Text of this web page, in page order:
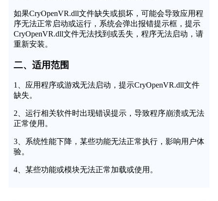
如果CryOpenVR.dll文件缺失或损坏，可能会导致应用程
序无法正常启动或运行，系统会弹出报错提示框，提示
CryOpenVR.dll文件无法找到或丢失，程序无法启动，请
重新安装。
二、适用范围
1、应用程序或游戏无法启动，提示CryOpenVR.dll文件
缺失。
2、运行相关软件时出现错误提示，导致程序崩溃或无法
正常使用。
3、系统性能下降，某些功能无法正常执行，影响用户体
验。
4、某些功能或模块无法正常加载或使用。